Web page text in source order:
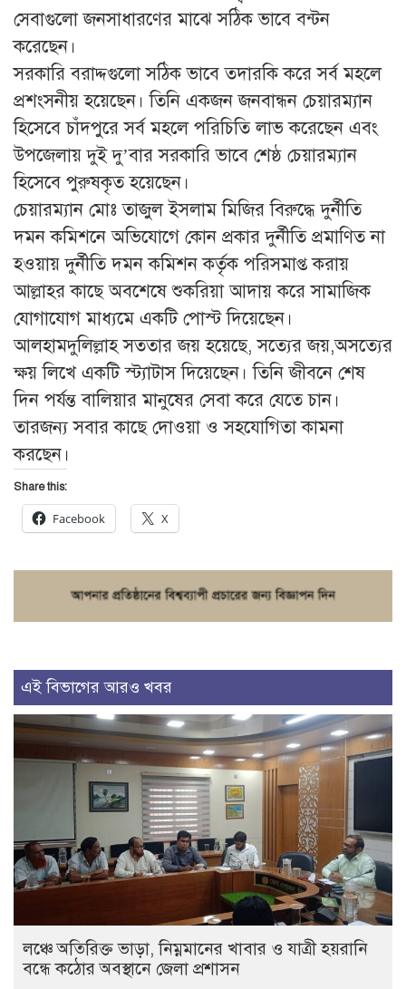
সেবাগুলো জনসাধারণের মাঝে সঠিক ভাবে বন্টন
করেছেন।
সরকারি বরাদ্দগুলো সঠিক ভাবে তদারকি করে সর্ব মহলে
প্রশংসনীয় হয়েছেন। তিনি একজন জনবান্ধন চেয়ারম্যান
হিসেবে চাঁদপুরে সর্ব মহলে পরিচিতি লাভ করেছেন এবং
উপজেলায় দুই দু’বার সরকারি ভাবে শেষ্ঠ চেয়ারম্যান
হিসেবে পুরুষকৃত হয়েছেন।
চেয়ারম্যান মোঃ তাজুল ইসলাম মিজির বিরুদ্ধে দুর্নীতি
দমন কমিশনে অভিযোগে কোন প্রকার দুর্নীতি প্রমাণিত না
হওয়ায় দুর্নীতি দমন কমিশন কর্তৃক পরিসমাপ্ত করায়
আল্লাহর কাছে অবশেষে শুকরিয়া আদায় করে সামাজিক
যোগাযোগ মাধ্যমে একটি পোস্ট দিয়েছেন।
আলহামদুলিল্লাহ সততার জয় হয়েছে, সত্যের জয়,অসত্যের
ক্ষয় লিখে একটি স্ট্যাটাস দিয়েছেন। তিনি জীবনে শেষ
দিন পর্যন্ত বালিয়ার মানুষের সেবা করে যেতে চান।
তারজন্য সবার কাছে দোওয়া ও সহযোগিতা কামনা
করছেন।
Share this:
Facebook X
এই বিভাগের আরও খবর
লঞ্চে অতিরিক্ত ভাড়া, নিম্নমানের খাবার ও যাত্রী হয়রানি
বন্ধে কঠোর অবস্থানে জেলা প্রশাসন